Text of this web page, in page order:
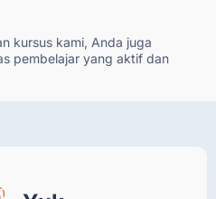
kursus kami, Anda juga
pembelajar yang aktif dan